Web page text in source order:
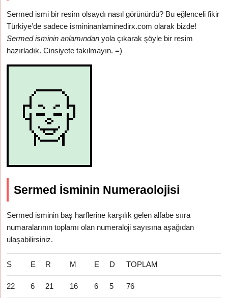
Sermed ismi bir resim olsaydı nasıl görünürdü? Bu eğlenceli fikir
Türkiye’de sadece ismininanlaminedirx.com olarak bizde!
Sermed isminin anlamından yola çıkarak şöyle bir resim
hazırladık. Cinsiyete takılmayın. =)
Sermed İsminin Numeraolojisi
Sermed isminin baş harflerine karşılık gelen alfabe sııra
numaralarının toplamı olan numeraloji sayısına aşağıdan
ulaşabilirsiniz.
S E R M E D TOPLAM
22 6 21 16 6 5 76